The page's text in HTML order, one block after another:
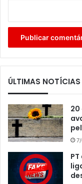
ÚLTIMAS NOTÍCIAS
20